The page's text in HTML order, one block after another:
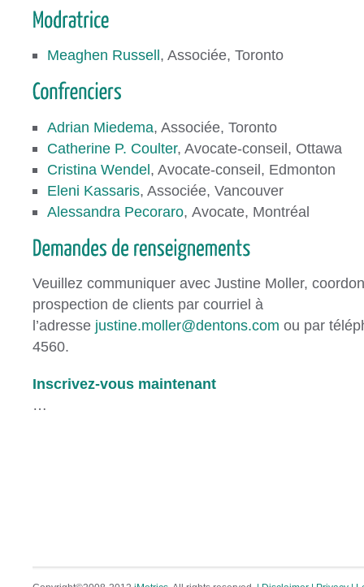
Meaghen Russell, Associée, Toronto
Adrian Miedema, Associée, Toronto
Catherine P. Coulter, Avocate-conseil, Ottawa
Cristina Wendel, Avocate-conseil, Edmonton
Eleni Kassaris, Associée, Vancouver
Alessandra Pecoraro, Avocate, Montréal
Veuillez communiquer avec Justine Moller,
prospection de clients par courriel à
l’adresse justine.moller@dentons.com ou par
4560.
Inscrivez-vous maintenant
…